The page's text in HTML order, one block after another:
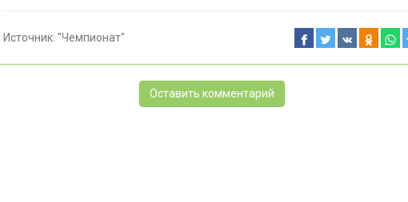
Источник: "Чемпионат"
Оставить комментарий